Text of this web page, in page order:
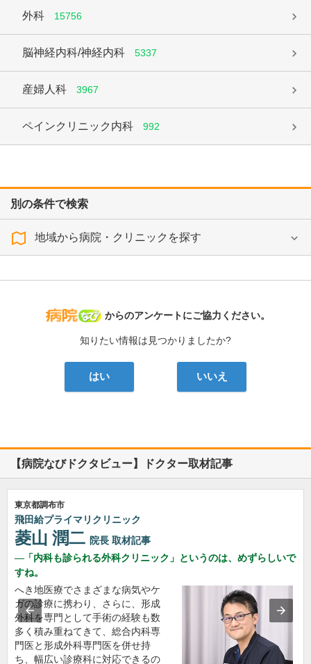
外科 15756
脳神経内科/神経内科 5337
産婦人科 3967
ペインクリニック内科 992
別の条件で検索
地域から病院・クリニックを探す
病院なび
からのアンケートにご協力ください。
知りたい情報は見つかりましたか?
はい いいえ
【病院なびドクタビュー】ドクター取材記事
東京都調布市
飛田給プライマリクリニック
菱山 潤二 院長 取材記事
「内科も診られる外科クリニック」というのは、めずらしいで
すね。
へき地医療でさまざまな病気やケ
ガの診療に携わり、さらに、形成
外科を専門として手術の経験も数
多く積み重ねてきて、総合内科専
門医と形成外科専門医を併せ持
ち、幅広い診療科に対応できるの